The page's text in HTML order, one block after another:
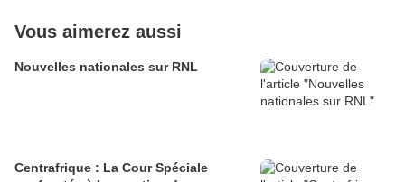
Vous aimerez aussi
Nouvelles nationales sur RNL
Centrafrique : La Cour Spéciale